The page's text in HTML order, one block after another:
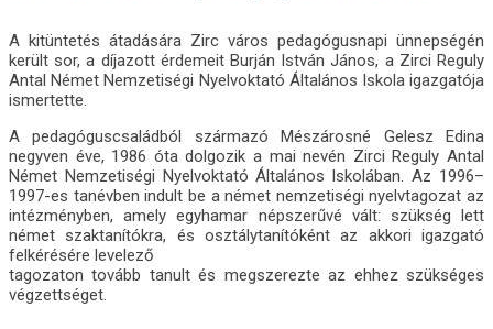
A kitüntetés átadására Zirc város pedagógusnapi ünnepségén
került sor, a díjazott érdemeit Burján István János, a Zirci Reguly
Antal Német Nemzetiségi Nyelvoktató Általános Iskola igazgatója
ismertette.
A pedagóguscsaládból származó Mészárosné Gelesz Edina
negyven éve, 1986 óta dolgozik a mai nevén Zirci Reguly Antal
Német Nemzetiségi Nyelvoktató Általános Iskolában. Az 1996–
1997-es tanévben indult be a német nemzetiségi nyelvtagozat az
intézményben, amely egyhamar népszerűvé vált: szükség lett
német szaktanítókra, és osztálytanítóként az akkori igazgató
felkérésére levelező
tagozaton tovább tanult és megszerezte az ehhez szükséges
végzettséget.